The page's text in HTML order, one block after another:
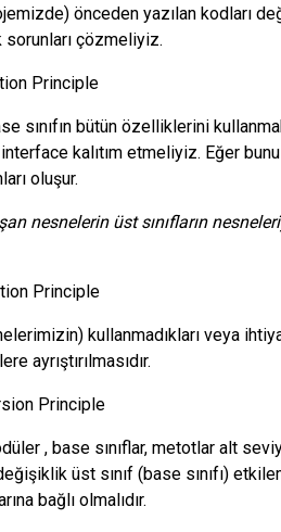
önceden yazılan kodları
çözmeliyiz.
Principle
sınıfın bütün özelliklerini
interface kalıtım etmeliyiz. Eğer
oluşur.
nesnelerin üst sınıfların
Principle
kullanmadıkları veya
ayrıştırılmasıdır.
Principle
, base sınıflar, metotlar alt
üst sınıf (base sınıfı)
bağlı olmalıdır.